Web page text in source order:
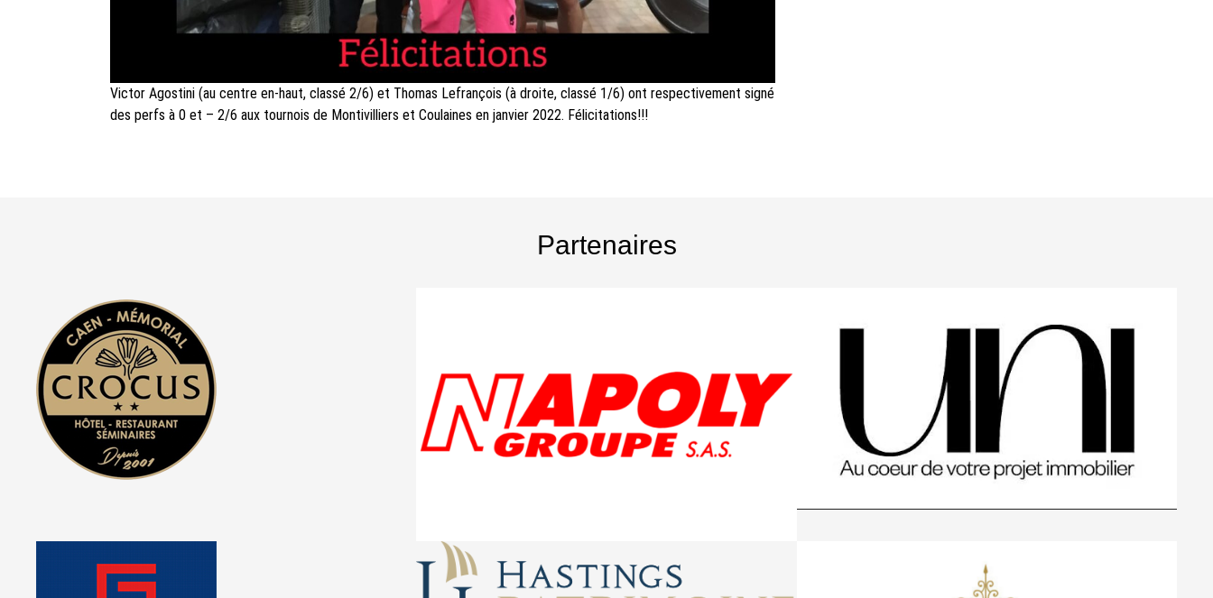
Victor Agostini (au centre en-haut, classé 2/6) et Thomas Lefrançois (à droite, classé 1/6) ont respectivement signé
des perfs à 0 et – 2/6 aux tournois de Montivilliers et Coulaines en janvier 2022. Félicitations!!!
Partenaires